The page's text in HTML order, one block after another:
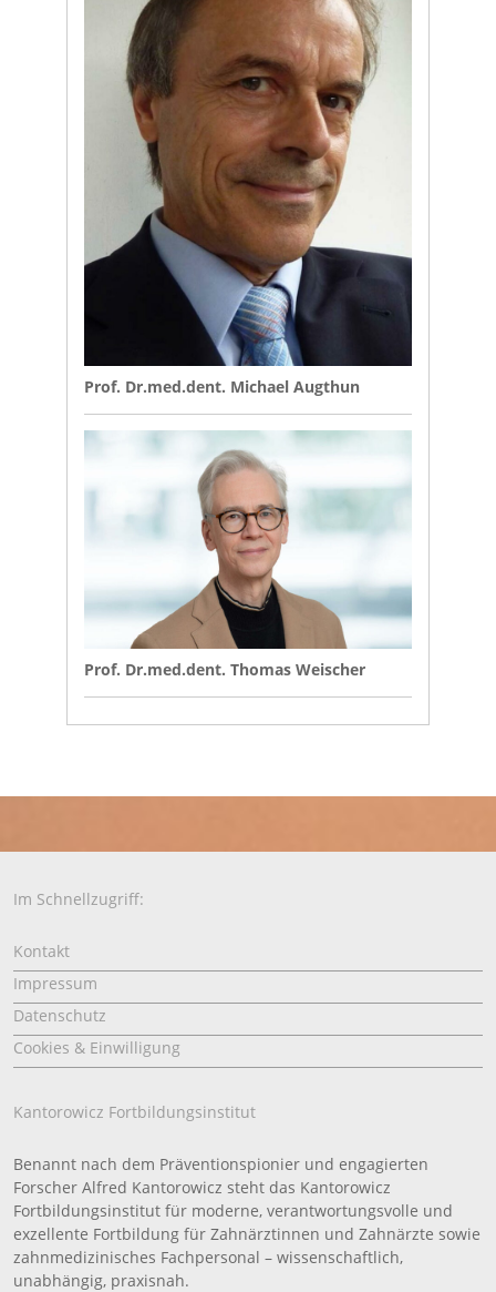
Prof. Dr.med.dent. Michael Augthun
Prof. Dr.med.dent. Thomas Weischer
Im Schnellzugriff:
Kontakt
Impressum
Datenschutz
Cookies & Einwilligung
Kantorowicz Fortbildungsinstitut
Benannt nach dem Präventionspionier und engagierten
Forscher Alfred Kantorowicz steht das Kantorowicz
Fortbildungsinstitut für moderne, verantwortungsvolle und
exzellente Fortbildung für Zahnärztinnen und Zahnärzte sowie
zahnmedizinisches Fachpersonal – wissenschaftlich,
unabhängig, praxisnah.